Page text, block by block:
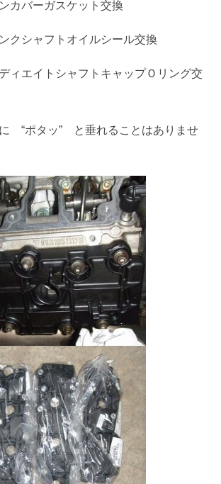
カバーガスケット交換
クシャフトオイルシール交換
ィエイトシャフトキャップＯリング交
“ポタッ” と垂れることはありませ